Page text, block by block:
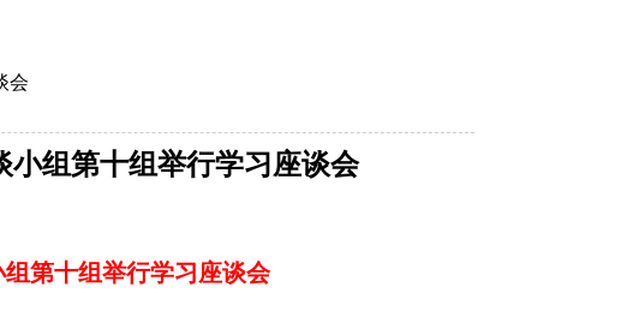
会
小组第十组举行学习座谈会
第十组举行学习座谈会